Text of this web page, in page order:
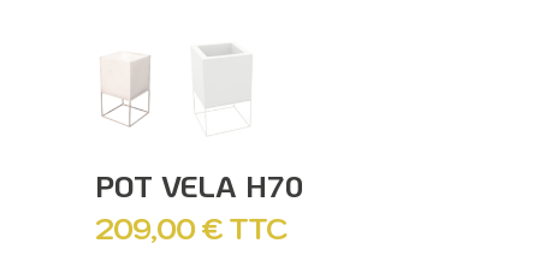
POT VELA H70
209,00€TTC